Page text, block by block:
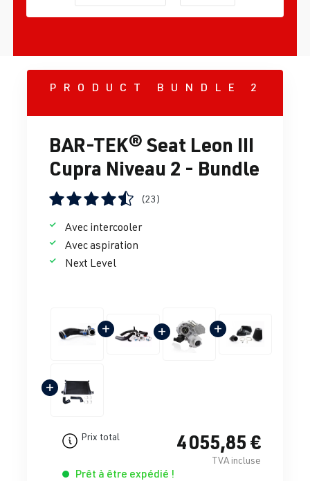
PRODUCT BUNDLE 2
BAR-TEK® Seat Leon III
Cupra Niveau 2 - Bundle
(23)
Avec intercooler
Avec aspiration
Next Level
+ + +
+
Prix total 4 055,85 €
TVA incluse
Prêt à être expédié !